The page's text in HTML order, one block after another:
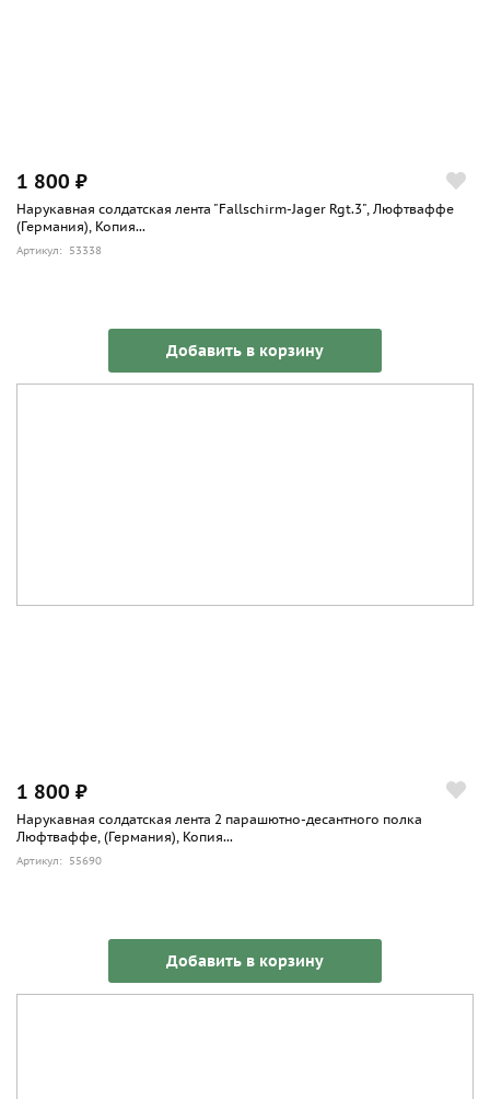
1 800 ₽
Нарукавная солдатская лента "Fallschirm-Jager Rgt.3", Люфтваффе
(Германия), Копия...
Артикул: 53338
Добавить в корзину
1 800 ₽
Нарукавная солдатская лента 2 парашютно-десантного полка
Люфтваффе, (Германия), Копия...
Артикул: 55690
Добавить в корзину